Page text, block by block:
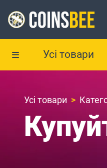
Усі товари
Усі товари